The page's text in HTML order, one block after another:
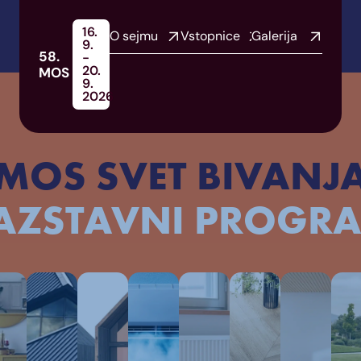
SVET
58.
MOS
16.
9.
-
20.
9.
2026
O sejmu Vstopnice Galerija